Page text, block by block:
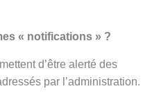
« notifications » ?
d’être alerté des
par l’administration.